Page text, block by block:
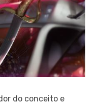
do conceito e